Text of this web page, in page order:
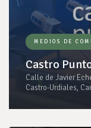
MEDIOS DE
Castro
Calle de Javier
Castro-Urdiales,